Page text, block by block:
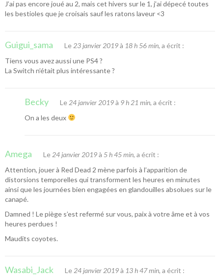
J’ai pas encore joué au 2, mais cet hivers sur le 1, j’ai dépecé toutes
les bestioles que je croisais sauf les ratons laveur <3
Guigui_sama Le 23 janvier 2019à 18 h 56 min, a écrit :
Tiens vous avez aussi une PS4 ?
La Switch n’était plus intéressante ?
Becky Le 24 janvier 2019à 9 h 21 min, a écrit :
On a les deux
Amega Le 24 janvier 2019à 5 h 45 min, a écrit :
Attention, jouer à Red Dead 2 mène parfois à l’apparition de
distorsions temporelles qui transforment les heures en minutes
ainsi que les journées bien engagées en glandouilles absolues sur le
canapé.
Damned ! Le piège s’est refermé sur vous, paix à votre âme et à vos
heures perdues !
Maudits coyotes.
Wasabi_Jack Le 24 janvier 2019à 13 h 47 min, a écrit :